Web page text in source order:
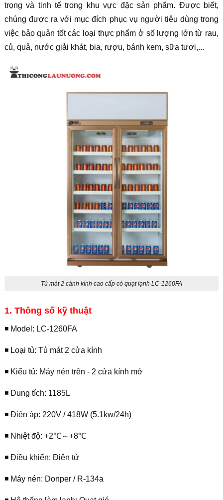
trọng và tinh tế trong khu vực đặc sản phẩm. Được biết,
chúng được ra với mục đích phục vụ người tiêu dùng trong
việc bảo quản tốt các loại thực phẩm ở số lượng lớn từ rau,
củ, quả, nước giải khát, bia, rượu, bánh kem, sữa tươi,...
Tủ mát 2 cánh kính cao cấp có quạt lạnh LC-1260FA
1. Thông số kỹ thuật
◾️ Model: LC-1260FA
◾️ Loại tủ: Tủ mát 2 cửa kính
◾️ Kiểu tủ: Máy nén trên - 2 cửa kính mở
◾️ Dung tích: 1185L
◾️ Điện áp: 220V / 418W (5.1kw/24h)
◾️ Nhiệt độ: +2℃～+8℃
◾️ Điều khiển: Điện tử
◾️ Máy nén: Donper / R-134a